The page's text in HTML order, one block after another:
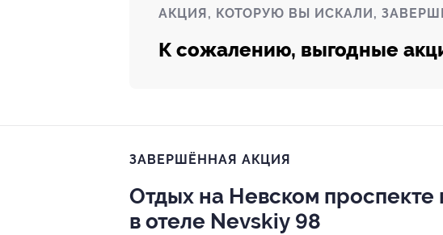
АКЦИЯ, КОТОРУЮ ВЫ ИСКАЛИ,
К сожалению, выгодные
ЗАВЕРШЁННАЯ АКЦИЯ
Отдых на Невском проспекте
в отеле Nevskiy 98